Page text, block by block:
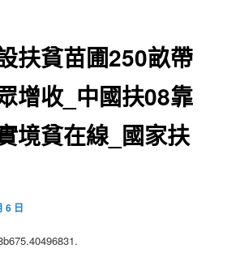
扶貧苗圃250畝帶
增收_中國扶08靠
境貧在線_國家扶
6 日